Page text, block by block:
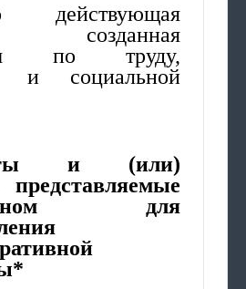
действующая
созданная
по труду,
и социальной
и (или)
представляемые
для